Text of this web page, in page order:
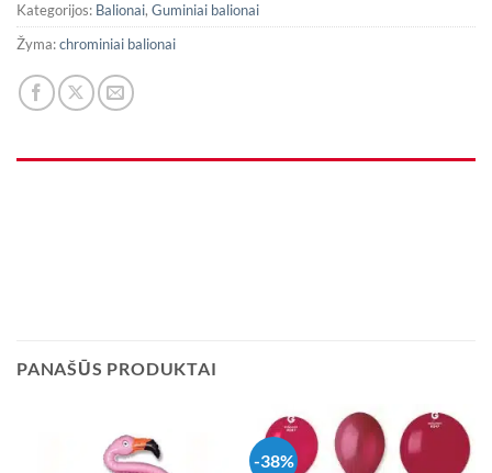
Kategorijos: Balionai, Guminiai balionai
Žyma:chrominiai balionai
PANAŠŪS PRODUKTAI
-38%